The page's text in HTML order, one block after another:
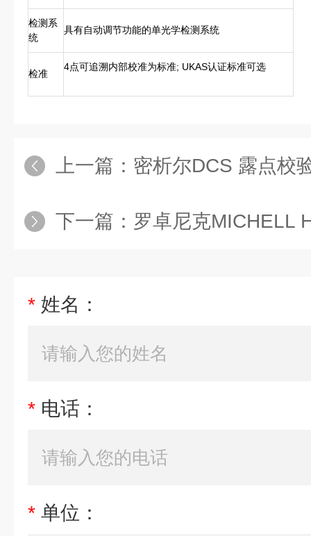
检测系
统
具有自动调节功能的单光学检测系统
检准
4点可追溯内部校准为标准; UKAS认证标准可选
上一篇： 密析尔DCS 露点校
下一篇： 罗卓尼克MICHELL
* 姓名：
* 电话：
* 单位：